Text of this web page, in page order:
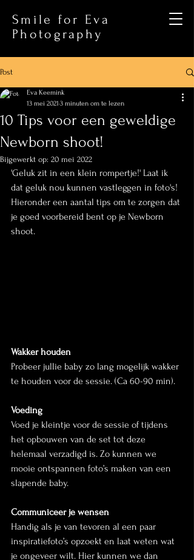
Smile for Eva
Photography
Post
10 Tips voor een geweldige
Newborn shoot!
Eva Keemink
13 mei 2021 3 minuten om te lezen
Bijgewerkt op: 20 mei 2022
'Geluk zit in een klein rompertje!' Laat ik
dat geluk nou kunnen vastleggen in foto's!
Hieronder een aantal tips om te zorgen dat
je goed voorbereid bent op je Newborn
shoot.
Wakker houden
Probeer jullie baby zo lang mogelijk wakker
te houden voor de sessie. (Ca 60-90 min).
Voeding
Voed je kleintje voor de sessie of tijdens
het opbouwen van de set tot deze
helemaal verzadigd is. Zo kunnen we
mooie ontspannen foto’s maken van een
slapende baby.
Communiceer je wensen
Handig als je van tevoren al een paar
inspiratiefoto’s opzoekt en laat weten wat
je ongeveer wilt. Hier kunnen we dan